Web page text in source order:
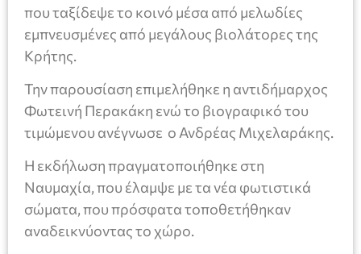
που ταξίδεψε το κοινό μέσα από μελωδίες
εμπνευσμένες από μεγάλους βιολάτορες της
Κρήτης.
Την παρουσίαση επιμελήθηκε η αντιδήμαρχος
Φωτεινή Περακάκη ενώ το βιογραφικό του
τιμώμενου ανέγνωσε ο Ανδρέας Μιχελαράκης.
Η εκδήλωση πραγματοποιήθηκε στη
Ναυμαχία, που έλαμψε με τα νέα φωτιστικά
σώματα, που πρόσφατα τοποθετήθηκαν
αναδεικνύοντας το χώρο.